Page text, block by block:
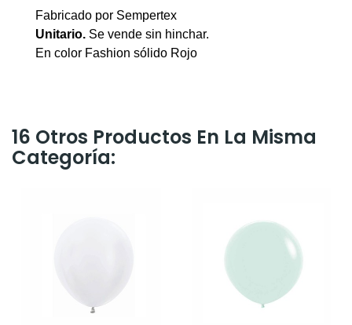
Fabricado por Sempertex
Unitario. Se vende sin hinchar.
En color Fashion sólido Rojo
16 Otros Productos En La Misma
Categoría: